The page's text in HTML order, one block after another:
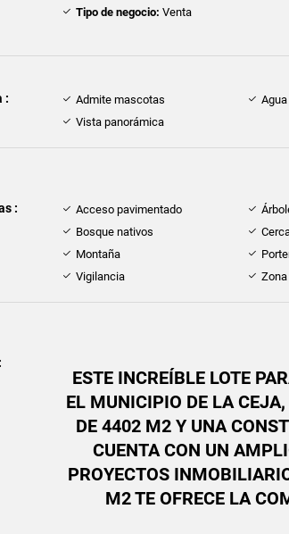
Tipo de negocio: Venta
: Admite mascotas Agua
Vista panorámica
: Acceso pavimentado
Bosque nativos
Montaña
Vigilancia
ESTE INCREÍBLE LOTE
EL MUNICIPIO DE LA
DE 4402 M2 Y UNA
CUENTA CON UN
PROYECTOS
M2 TE OFRECE LA